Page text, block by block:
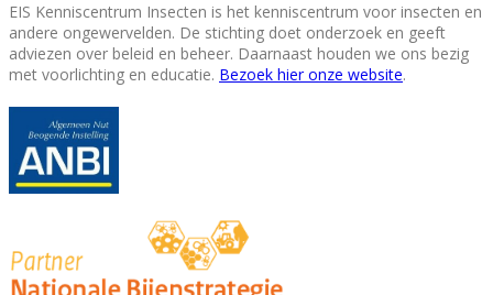
EIS Kenniscentrum Insecten is het kenniscentrum voor insecten en
andere ongewervelden. De stichting doet onderzoek en geeft
adviezen over beleid en beheer. Daarnaast houden we ons bezig
met voorlichting en educatie. Bezoek hier onze website.